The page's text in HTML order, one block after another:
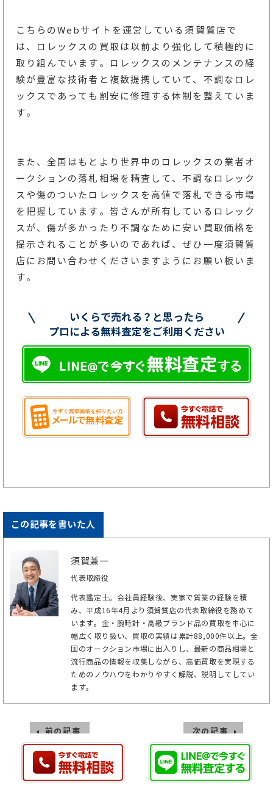
こちらのWebサイトを運営している須賀質店で
は、ロレックスの買取は以前より強化して積極的に
取り組んでいます。ロレックスのメンテナンスの経
験が豊富な技術者と複数提携していて、不調なロレ
ックスであっても割安に修理する体制を整えていま
す。
また、全国はもとより世界中のロレックスの業者オ
ークションの落札相場を精査して、不調なロレック
スや傷のついたロレックスを高値で落札できる市場
を把握しています。皆さんが所有しているロレック
スが、傷が多かったり不調なために安い買取価格を
提示されることが多いのであれば、ぜひ一度須賀質
店にお問い合わせくださいますようにお願い板いま
す。
いくらで売れる？と思ったら
プロによる無料査定をご利用ください
この記事を書いた人
須賀兼一
代表取締役
代表鑑定士。会社員経験後、実家で質業の経験を積
み、平成16年4月より須賀質店の代表取締役を務めて
います。金・腕時計・高級ブランド品の買取を中心に
幅広く取り扱い、買取の実績は累計88,000件以上。全
国のオークション市場に出入りし、最新の商品相場と
流行商品の情報を収集しながら、高価買取を実現する
ためのノウハウをわかりやすく解説、説明してしてい
ます。
前の記事 次の記事
ロレックスに関する最新買取実績